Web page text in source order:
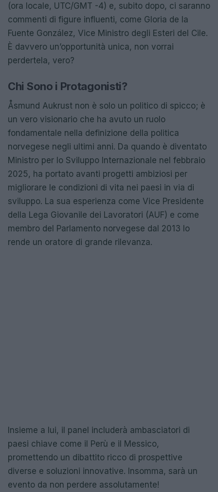
(ora locale, UTC/GMT -4) e, subito dopo, ci saranno
commenti di figure influenti, come Gloria de la
Fuente González, Vice Ministro degli Esteri del Cile.
È davvero un’opportunità unica, non vorrai
perdertela, vero?
Chi Sono i Protagonisti?
Åsmund Aukrust non è solo un politico di spicco; è
un vero visionario che ha avuto un ruolo
fondamentale nella definizione della politica
norvegese negli ultimi anni. Da quando è diventato
Ministro per lo Sviluppo Internazionale nel febbraio
2025, ha portato avanti progetti ambiziosi per
migliorare le condizioni di vita nei paesi in via di
sviluppo. La sua esperienza come Vice Presidente
della Lega Giovanile dei Lavoratori (AUF) e come
membro del Parlamento norvegese dal 2013 lo
rende un oratore di grande rilevanza.
Insieme a lui, il panel includerà ambasciatori di
paesi chiave come il Perù e il Messico,
promettendo un dibattito ricco di prospettive
diverse e soluzioni innovative. Insomma, sarà un
evento da non perdere assolutamente!